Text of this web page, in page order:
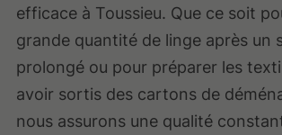
efficace à Toussieu. Que ce soit
grande quantité de linge après un
prolongé ou pour préparer les
avoir sortis des cartons de
nous assurons une qualité